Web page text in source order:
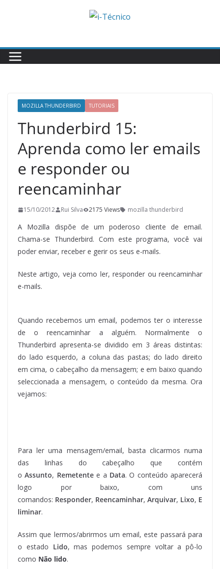
MOZILLA THUNDERBIRD TUTORIAIS
Thunderbird 15:
Aprenda como ler emails
e responder ou
reencaminhar
15/10/2012 Rui Silva 2175 Views mozilla thunderbird
A Mozilla dispõe de um poderoso cliente de email.
Chama-se Thunderbird. Com este programa, você vai
poder enviar, receber e gerir os seus e-mails.
Neste artigo, veja como ler, responder ou reencaminhar
e-mails.
Quando recebemos um email, podemos ter o interesse
de o reencaminhar a alguém. Normalmente o
Thunderbird apresenta-se dividido em 3 áreas distintas:
do lado esquerdo, a coluna das pastas; do lado direito
em cima, o cabeçalho da mensagem; e em baixo quando
seleccionada a mensagem, o conteúdo da mesma. Ora
vejamos:
Para ler uma mensagem/email, basta clicarmos numa
das linhas do cabeçalho que contém
oAssunto, Remetentee a Data. O conteúdo aparecerá
logo por baixo, com uns
comandos: Responder, Reencaminhar, Arquivar, Lixo, E
liminar.
Assim que lermos/abrirmos um email, este passará para
o estado Lido, mas podemos sempre voltar a pô-lo
como Não lido.